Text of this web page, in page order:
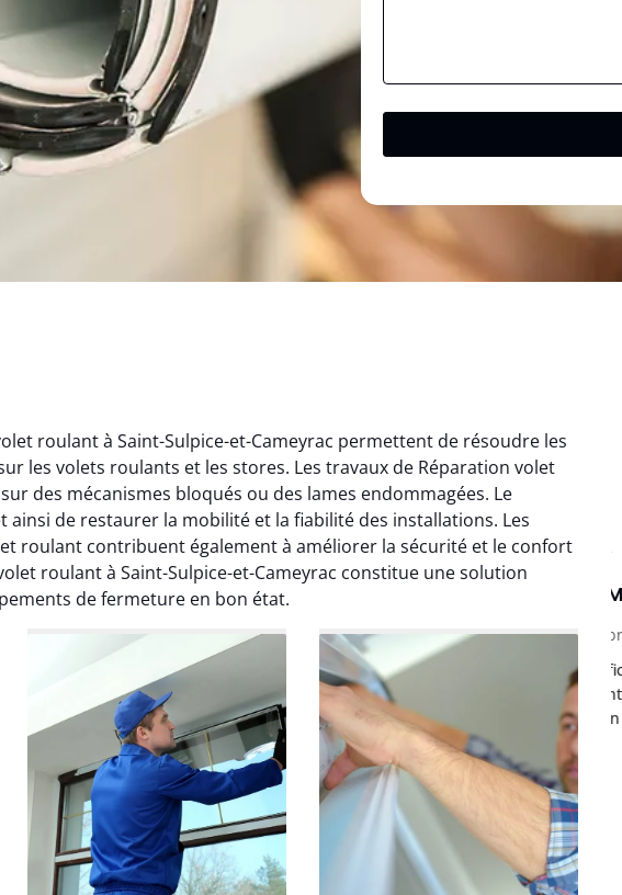
roulant à Saint-Sulpice-et-Cameyrac permettent de résoudre les
les volets roulants et les stores. Les travaux de Réparation volet
des mécanismes bloqués ou des lames endommagées. Le
de restaurer la mobilité et la fiabilité des installations. Les
roulant contribuent également à améliorer la sécurité et le confort
roulant à Saint-Sulpice-et-Cameyrac constitue une solution
de fermeture en bon état.
Fabien Boulanger
17 décembre 2025
Réparation efficace du
mécanisme de mon volet
roulant.
06 novembre 2025
Dépannage efficace sur un
volet roulant coincé.
Intervention rapide.